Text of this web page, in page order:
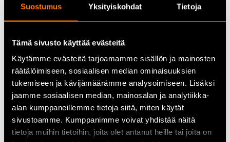
Suostumus Yksityiskohdat Tietoja
Tämä sivusto käyttää evästeitä
Käytämme evästeitä tarjoamamme sisällön ja mainosten
räätälöimiseen, sosiaalisen median ominaisuuksien
tukemiseen ja kävijämäärämme analysoimiseen. Lisäksi
jaamme sosiaalisen median, mainosalan ja analytiikka-
alan kumppaneillemme tietoja siitä, miten käytät
sivustoamme. Kumppanimme voivat yhdistää näitä
tietoja muihin tietoihin, joita olet antanut heille tai joita on
Lätt att ta på:
Snörning baktill och stadiga greppytor
underlättar användningen.
Skydd:Sågskydd klass 3 (28 m/s)
Material:Gummiöverdel + canvasfoder
Godkännanden:EN ISO 17249, SB, E, FO, SRA
Vikt:
Cirka 3,0–4,2 kg (beroende på storlek och version)
EU 41
Övriga egenskaper:
Tåhätta i stål, vattentät konstruktion,
dubbningsbar sula